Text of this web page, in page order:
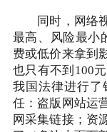
同时，网络视
最高、风险最小
费或低价来拿到
也只有不到100
我国法律进行了
任：盗版网站运
网采集链接；资